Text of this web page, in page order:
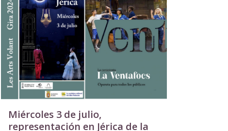
Miércoles 3 de julio,
representación en Jérica de la